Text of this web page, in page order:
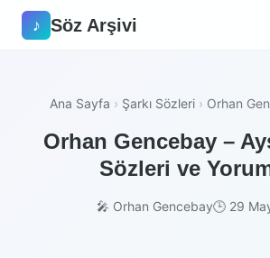
♪ Söz Arşivi
Ana Sayfa › Şarkı Sözleri › Orhan
Orhan Gencebay –
Sözleri ve
🎤 Orhan Gencebay🕒 29